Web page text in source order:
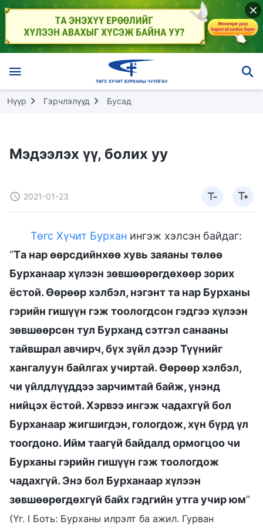
Нүүр Гэрчлэлүүд Бусад
Мэдээлэх үү, болих уу
2021-01-23
Төгс Хүчит Бурхан ингэж хэлсэн байдаг:
“Tа нар өөрсдийнхөө хувь заяаны төлөө
Бурханаар хүлээн зөвшөөрөгдөхөөр зорих
ёстой. Өөрөөр хэлбэл, нэгэнт та нар Бурханы
гэрийн гишүүн гэж тоологдсон гэдгээ хүлээн
зөвшөөрсөн тул Бурханд сэтгэл санааны
тайвшрал авчирч, бүх зүйл дээр Түүнийг
хангалуун байлгах учиртай. Өөрөөр хэлбэл,
чи үйлдлүүддээ зарчимтай байж, үнэнд
нийцэх ёстой. Хэрвээ ингэж чадахгүй бол
Бурханаар жигшигдэн, гологдож, хүн бүрд үл
тоогдоно. Ийм таагүй байдалд ормогцоо чи
Бурханы гэрийн гишүүн гэж тоологдож
чадахгүй. Энэ бол Бурханаар хүлээн
зөвшөөрөгдөхгүй байх гэдгийн утга учир юм”
(Үг. I Боть: Бурханы илрэлт ба ажил. Гурван